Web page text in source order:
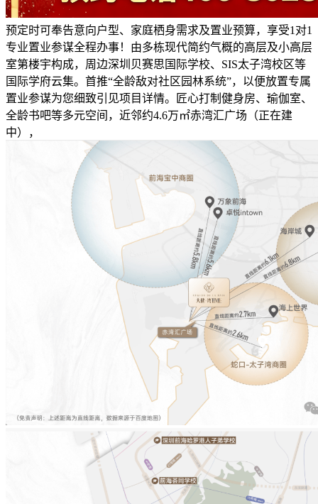
预定时可奉告意向户型、家庭栖身需求及置业预算，享受1对1
专业置业参谋全程办事！由多栋现代简约气概的高层及小高层
室第楼宇构成，周边深圳贝赛思国际学校、SIS太子湾校区等
国际学府云集。首推“全龄敌对社区园林系统”，以便放置专属
置业参谋为您细致引见项目详情。匠心打制健身房、瑜伽室、
全龄书吧等多元空间，近邻约4.6万㎡赤湾汇广场（正在建
中），